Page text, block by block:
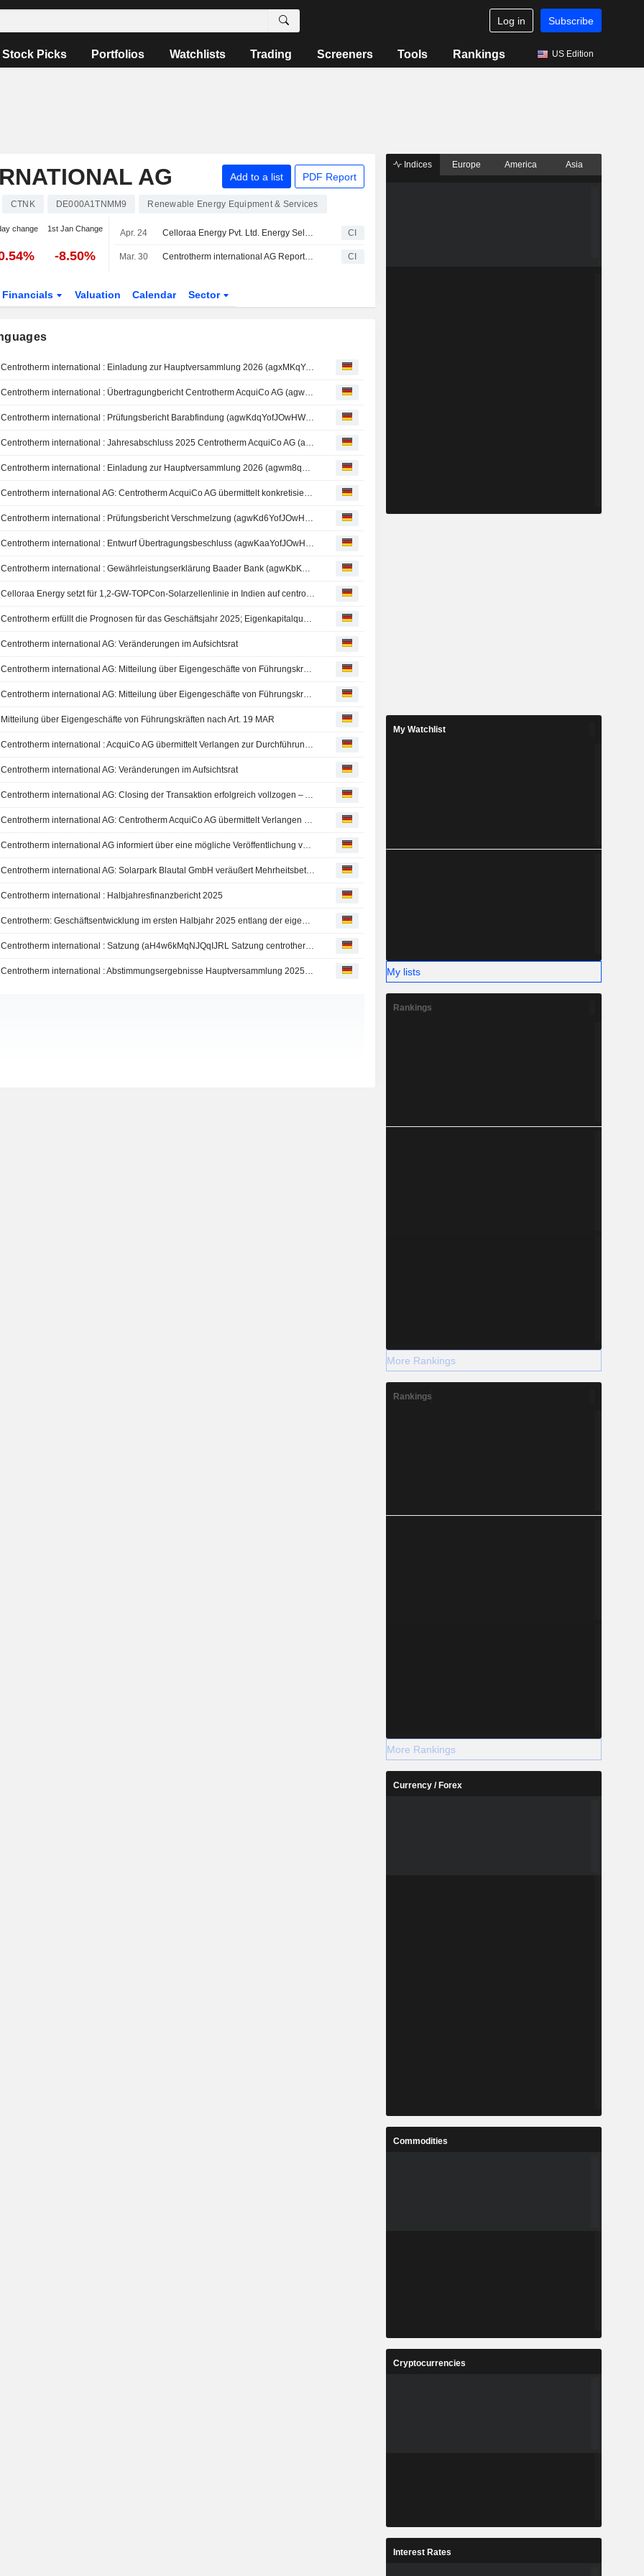
Log in Subscribe
Stock Picks Portfolios Watchlists Trading Screeners Tools Rankings US Edition
AG Add to a list PDF Report
CTNK DE000A1TNMM9 Renewable Energy Equipment & Services
change 1st Jan Change
-8.50%
Apr. 24 Celloraa Energy Pvt. Ltd. Energy Selects centrotherm international AG for 1.2 GW TOPCon Solar Cell Line In India CI
Mar. 30 Centrotherm international AG Reports Earnings Results for the Full Year Ended December 31, 2025 CI
Financials Valuation Calendar Sector
Centrotherm international : Einladung zur Hauptversammlung 2026 (agxMKqYofJOwHXNO Einladung HV 2026 final web)
Centrotherm international : Übertragungbericht Centrotherm AcquiCo AG (agwKeaYofJOwHWjT %C3%9CbertragungsberichtderCentrothermAcquiCoAG)
Centrotherm international : Prüfungsbericht Barabfindung (agwKdqYofJOwHWjQ Pr%C3%BCfungsbericht%C3%BCberdieAngemessenheitderBarabfindung)
Centrotherm international : Jahresabschluss 2025 Centrotherm AcquiCo AG (agwKZaYofJOwHWi8 CentrothermAcquiCoAG Jahresabschlusszum312025)
Centrotherm international : Einladung zur Hauptversammlung 2026 (agwm8qYofJOwHWzV Einladung HV 2026 final web)
Centrotherm international AG: Centrotherm AcquiCo AG übermittelt konkretisiertes Verlangen zur Durchführung eines Ausschlusses der Minderheitsaktionäre der centrotherm international AG
Centrotherm international : Prüfungsbericht Verschmelzung (agwKd6YofJOwHWjR Pr%C3%BCfungsbericht%C3%BCberdieVerschmelzungspr%C3%BCfung)
Centrotherm international : Entwurf Übertragungsbeschluss (agwKaaYofJOwHWjB CTAG oHV2026 Entwurf%C3%9Cbertragungsbeschluss)
Centrotherm international : Gewährleistungserklärung Baader Bank (agwKbKYofJOwHWjF Gew%C3%A4hrleistungserkl%C3%A4rungBaaderBank)
Celloraa Energy setzt für 1,2-GW-TOPCon-Solarzellenlinie in Indien auf centrotherm-Technologie
Centrotherm erfüllt die Prognosen für das Geschäftsjahr 2025; Eigenkapitalquote weiter verbessert auf 31,7 Prozent
Centrotherm international AG: Veränderungen im Aufsichtsrat
Centrotherm international AG: Mitteilung über Eigengeschäfte von Führungskräften nach Art. 19 MAR - Korrektur der Meldung vom 22. Dezember 2025
Centrotherm international AG: Mitteilung über Eigengeschäfte von Führungskräften nach Art. 19 MAR - Korrektur der Meldung vom 22. Dezember 2025
Mitteilung über Eigengeschäfte von Führungskräften nach Art. 19 MAR
Centrotherm international : AcquiCo AG übermittelt Verlangen zur Durchführung eines Ausschlusses der Minderheitsaktionäre der international AG nach § 62 Abs. 5 Satz 1, 8 UmwG i.V.m. §§ 327a ff. AktG (verschmelzungsrechtlicher SqueezeOut)
Centrotherm international AG: Veränderungen im Aufsichtsrat
Centrotherm international AG: Closing der Transaktion erfolgreich vollzogen – Ardian Semiconductor wird Hauptaktionär; Gründerfamilie Hartung bleibt mittelbar signifikanter Anteilseigner
Centrotherm international AG: Centrotherm AcquiCo AG übermittelt Verlangen zur Durchführung eines Ausschlusses der Minderheitsaktionäre der centrotherm international AG
Centrotherm international AG informiert über eine mögliche Veröffentlichung von Daten nach einem unautorisierten Zugriff auf IT-Systeme
Centrotherm international AG: Solarpark Blautal GmbH veräußert Mehrheitsbeteiligung an der centrotherm international AG an die Investmentgesellschaft ARDIAN
Centrotherm international : Halbjahresfinanzbericht 2025
Centrotherm: Geschäftsentwicklung im ersten Halbjahr 2025 entlang der eigenen Erwartungen
Centrotherm international : Satzung (aH4w6kMqNJQqIJRL Satzung centrotherm 2025)
Centrotherm international : Abstimmungsergebnisse Hauptversammlung 2025 (aHZayUMqNJQqH7C5 centrotherm HV2025 Abstimmung Liste)
Indices Europe America Asia
My Watchlist
My lists
Rankings
More Rankings
Rankings
More Rankings
Currency / Forex
Commodities
Cryptocurrencies
Interest Rates